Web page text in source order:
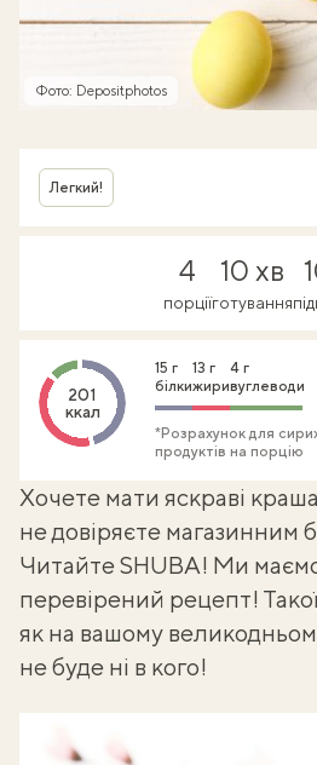
Фото: Depositphotos
Легкий!
4
порції
10 хв
готування
201
ккал
15 г
білки
13 г
жири
4 г
вуглеводи
*Розрахунок для
продуктів на порцію
Хочете мати яскраві
не довіряєте магазинним
Читайте SHUBA! Ми
перевірений рецепт!
як на вашому
не буде ні в кого!